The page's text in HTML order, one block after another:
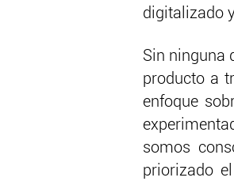
digitalizado
Sin ninguna
producto a
enfoque
somos
priorizado